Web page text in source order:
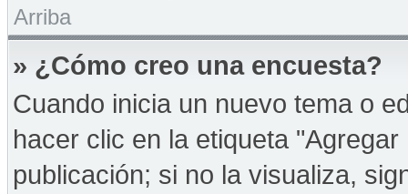
Arriba
» ¿Cómo creo una encuesta?
Cuando inicia un nuevo tema o
hacer clic en la etiqueta
publicación; si no la visualiza,